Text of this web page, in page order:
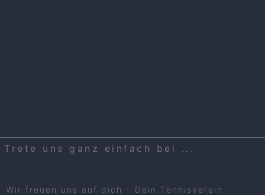
Trete uns ganz einfach bei ...
Wir freuen uns auf dich – Dein Tennisverein